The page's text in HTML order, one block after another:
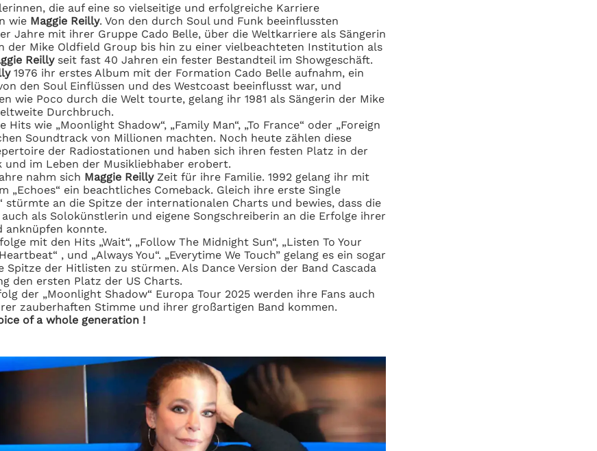
die auf eine so vielseitige und erfolgreiche Karriere
wie Maggie Reilly. Von den durch Soul und Funk beeinflussten
Jahre mit ihrer Gruppe Cado Belle, über die Weltkarriere als Sängerin
der Mike Oldfield Group bis hin zu einer vielbeachteten Institution als
Reillyseit fast 40 Jahren ein fester Bestandteil im Showgeschäft.
1976 ihr erstes Album mit der Formation Cado Belle aufnahm, ein
den Soul Einflüssen und des Westcoast beeinflusst war, und
wie Poco durch die Welt tourte, gelang ihr 1981 als Sängerin der Mike
Durchbruch.
wie „Moonlight Shadow“, „Family Man“, „To France“ oder „Foreign
Soundtrack von Millionen machten. Noch heute zählen diese
der Radiostationen und haben sich ihren festen Platz in der
und im Leben der Musikliebhaber erobert.
nahm sich Maggie ReillyZeit für ihre Familie. 1992 gelang ihr mit
„Echoes“ ein beachtliches Comeback. Gleich ihre erste Single
stürmte an die Spitze der internationalen Charts und bewies, dass die
als Solokünstlerin und eigene Songschreiberin an die Erfolge ihrer
anknüpfen konnte.
mit den Hits „Wait“, „Follow The Midnight Sun“, „Listen To Your
, und „Always You“. „Everytime We Touch” gelang es ein sogar
Spitze der Hitlisten zu stürmen. Als Dance Version der Band Cascada
den ersten Platz der US Charts.
der „Moonlight Shadow“ Europa Tour 2025 werden ihre Fans auch
zauberhaften Stimme und ihrer großartigen Band kommen.
of a whole generation !